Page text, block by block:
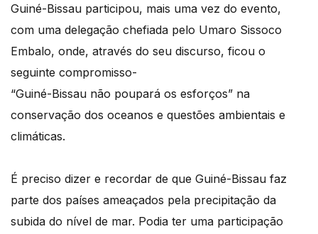
Guiné-Bissau participou, mais uma vez do evento,
com uma delegação chefiada pelo Umaro Sissoco
Embalo, onde, através do seu discurso, ficou o
seguinte compromisso-
“Guiné-Bissau não poupará os esforços” na
conservação dos oceanos e questões ambientais e
climáticas.
É preciso dizer e recordar de que Guiné-Bissau faz
parte dos países ameaçados pela precipitação da
subida do nível de mar. Podia ter uma participação